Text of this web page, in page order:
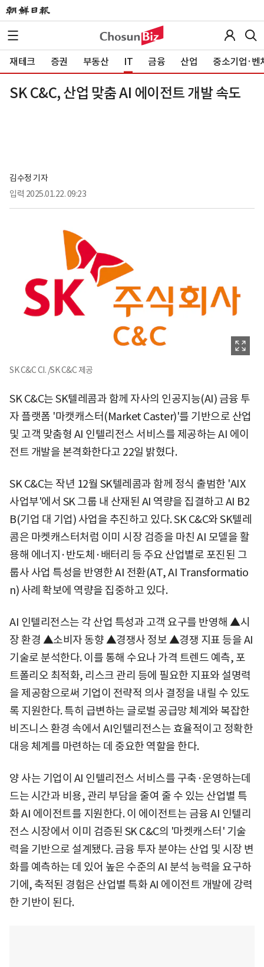
재테크 증권 부동산 IT 금융 산업 중소기업·벤
SK C&C, 산업 맞춤 AI 에이전트 개발 속도
김수정 기자
입력 2025.01.22. 09:23
SK C&C CI. /SK C&C 제공
SK C&C는 SK텔레콤과 함께 자사의 인공지능(AI) 금융 투
자 플랫폼 '마캣캐스터(Market Caster)'를 기반으로 산업
및 고객 맞춤형 AI 인텔리전스 서비스를 제공하는 AI 에이
전트 개발을 본격화한다고 22일 밝혔다.
SK C&C는 작년 12월 SK텔레콤과 함께 정식 출범한 'AIX
사업부'에서 SK 그룹 내 산재된 AI 역량을 집결하고 AI B2
B(기업 대 기업) 사업을 추진하고 있다. SK C&C와 SK텔레
콤은 마켓캐스터처럼 이미 시장 검증을 마친 AI 모델을 활
용해 에너지·반도체·배터리 등 주요 산업별로 포진된 그
룹사 사업 특성을 반영한 AI 전환(AT, AI Transformatio
n) 사례 확보에 역량을 집중하고 있다.
AI 인텔리전스는 각 산업 특성과 고객 요구를 반영해 ▲시
장 환경 ▲소비자 동향 ▲경쟁사 정보 ▲경쟁 지표 등을 AI
기술로 분석한다. 이를 통해 수요나 가격 트렌드 예측, 포
트폴리오 최적화, 리스크 관리 등에 필요한 지표와 설명력
을 제공함으로써 기업이 전략적 의사 결정을 내릴 수 있도
록 지원한다. 특히 급변하는 글로벌 공급망 체계와 복잡한
비즈니스 환경 속에서 AI인텔리전스는 효율적이고 정확한
대응 체계를 마련하는 데 중요한 역할을 한다.
양 사는 기업이 AI 인텔리전스 서비스를 구축·운영하는데
드는 시간과 비용, 관리 부담을 줄여 줄 수 있는 산업별 특
화 AI 에이전트를 지원한다. 이 에이전트는 금융 AI 인텔리
전스 시장에서 이미 검증된 SK C&C의 '마켓캐스터' 기술
력을 기반으로 설계됐다. 금융 투자 분야는 산업 및 시장 변
화를 예측하는 데 있어 높은 수준의 AI 분석 능력을 요구하
기에, 축적된 경험은 산업별 특화 AI 에이전트 개발에 강력
한 기반이 된다.